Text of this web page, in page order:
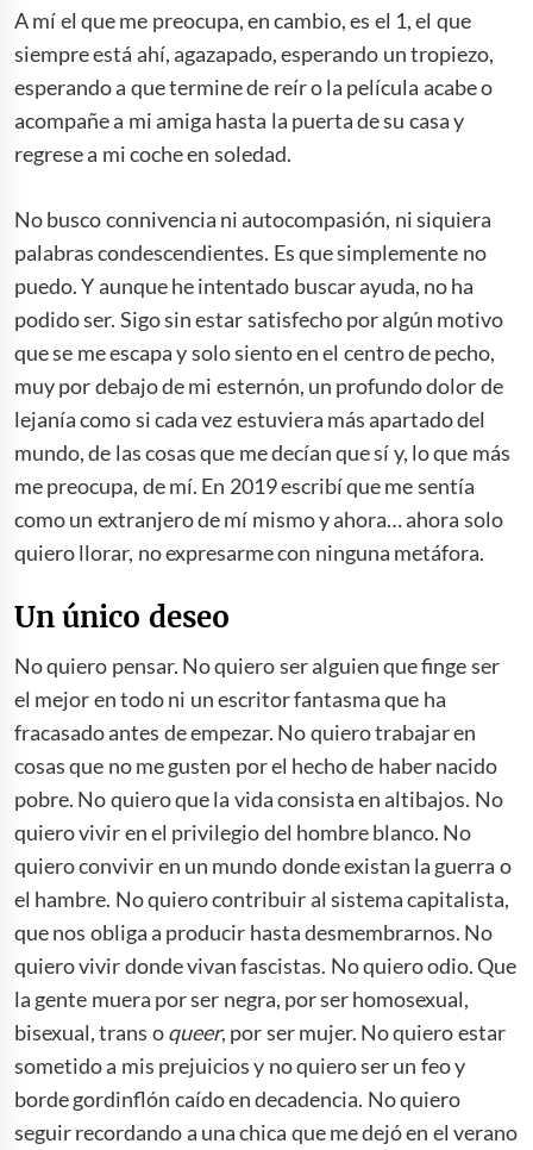
A mí el que me preocupa, en cambio, es el 1, el que
siempre está ahí, agazapado, esperando un tropiezo,
esperando a que termine de reír o la película acabe o
acompañe a mi amiga hasta la puerta de su casa y
regrese a mi coche en soledad.
No busco connivencia ni autocompasión, ni siquiera
palabras condescendientes. Es que simplemente no
puedo. Y aunque he intentado buscar ayuda, no ha
podido ser. Sigo sin estar satisfecho por algún motivo
que se me escapa y solo siento en el centro de pecho,
muy por debajo de mi esternón, un profundo dolor de
lejanía como si cada vez estuviera más apartado del
mundo, de las cosas que me decían que sí y, lo que más
me preocupa, de mí. En 2019 escribí que me sentía
como un extranjero de mí mismo y ahora… ahora solo
quiero llorar, no expresarme con ninguna metáfora.
Un único deseo
No quiero pensar. No quiero ser alguien que finge ser
el mejor en todo ni un escritor fantasma que ha
fracasado antes de empezar. No quiero trabajar en
cosas que no me gusten por el hecho de haber nacido
pobre. No quiero que la vida consista en altibajos. No
quiero vivir en el privilegio del hombre blanco. No
quiero convivir en un mundo donde existan la guerra o
el hambre. No quiero contribuir al sistema capitalista,
que nos obliga a producir hasta desmembrarnos. No
quiero vivir donde vivan fascistas. No quiero odio. Que
la gente muera por ser negra, por ser homosexual,
bisexual, trans oqueer, por ser mujer. No quiero estar
sometido a mis prejuicios y no quiero ser un feo y
borde gordinflón caído en decadencia. No quiero
seguir recordando a una chica que me dejó en el verano